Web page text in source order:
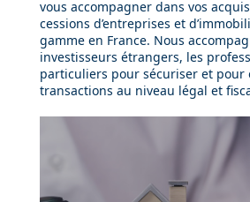
vous accompagner dans vos
cessions d’entreprises et
gamme en France. Nous
investisseurs étrangers, les
particuliers pour sécuriser et pour
transactions au niveau légal et